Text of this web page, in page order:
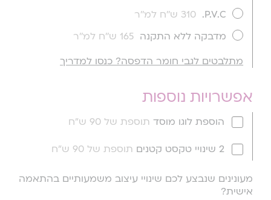
P.V.C.
310 ש''ח למ''ר
מדבקה ללא התקנה 165 ש''ח למ''ר
מתלבטים לגבי חומר הדפסה? כנסו למדריך
אפשרויות נוספות
הוספת לוגו מוסד תוספת של 90 ש"ח
2 שינויי טקסט קטנים תוספת של 90 ש"ח
מעונינים שנבצע לכם שינויי עיצוב משמעותיים בהתאמה
אישית?